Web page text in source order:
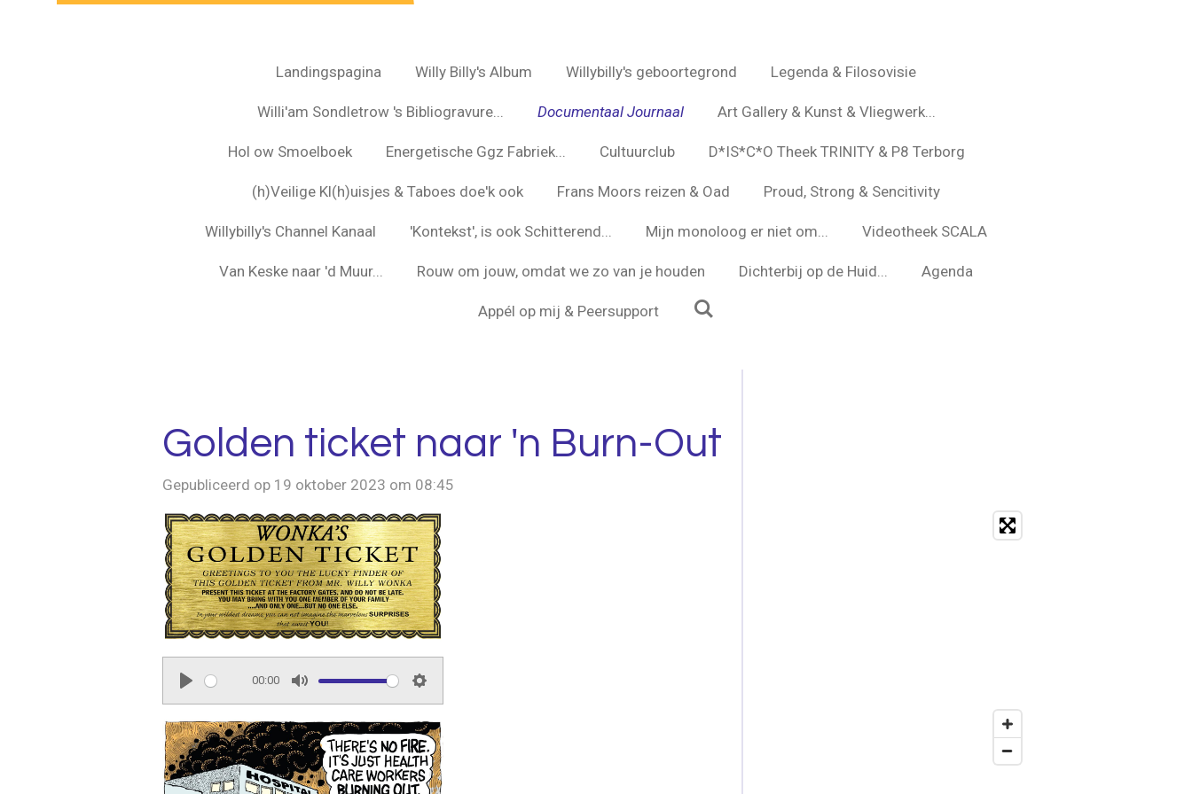
Landingspagina Willy Billy's Album Willybilly's geboortegrond Legenda & Filosovisie
Willi'am Sondletrow 's Bibliogravure... Documentaal Journaal Art Gallery & Kunst & Vliegwerk...
Hol ow Smoelboek Energetische Ggz Fabriek... Cultuurclub D*IS*C*O Theek TRINITY & P8 Terborg
(h)Veilige Kl(h)uisjes & Taboes doe'k ook Frans Moors reizen & Oad Proud, Strong & Sencitivity
Willybilly's Channel Kanaal 'Kontekst', is ook Schitterend... Mijn monoloog er niet om... Videotheek SCALA
Van Keske naar 'd Muur... Rouw om jouw, omdat we zo van je houden Dichterbij op de Huid... Agenda
Appél op mij & Peersupport
Golden ticket naar 'n Burn-Out
Gepubliceerd op 19 oktober 2023 om 08:45
P
l
a
y
00:00
M
u
t
e
S
e
t
t